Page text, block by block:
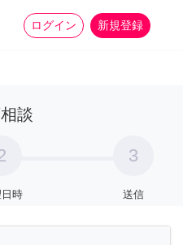
ログイン 新規登録
家事 more_horiz
談
時
3
送信